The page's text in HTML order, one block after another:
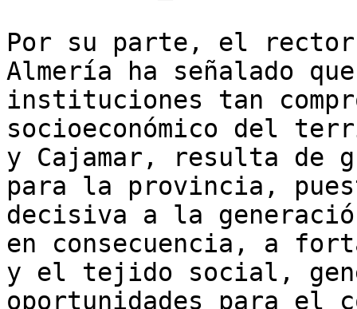
Por su parte, el
Almería ha señalado
instituciones tan
socioeconómico del
y Cajamar, resulta de
para la provincia,
decisiva a la
en consecuencia, a
y el tejido social,
oportunidades para el